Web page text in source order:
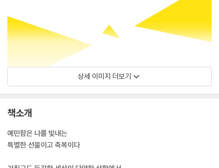
상세 이미지 더보기
책소개
예민함은 나를 빛내는
특별한 선물이고 축복이다